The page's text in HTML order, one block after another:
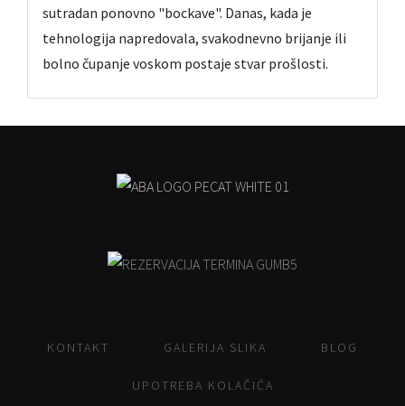
sutradan ponovno "bockave". Danas, kada je
tehnologija napredovala, svakodnevno brijanje ili
bolno čupanje voskom postaje stvar prošlosti.
KONTAKT GALERIJA SLIKA BLOG
UPOTREBA KOLAČIĆA